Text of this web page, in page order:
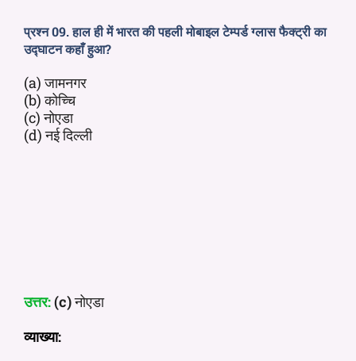
प्रश्न 09. हाल ही में भारत की पहली मोबाइल टेम्पर्ड ग्लास फैक्ट्री का
उद्घाटन कहाँ हुआ?
(a) जामनगर
(b) कोच्चि
(c) नोएडा
(d) नई दिल्ली
उत्तर:(c)नोएडा
व्याख्या: